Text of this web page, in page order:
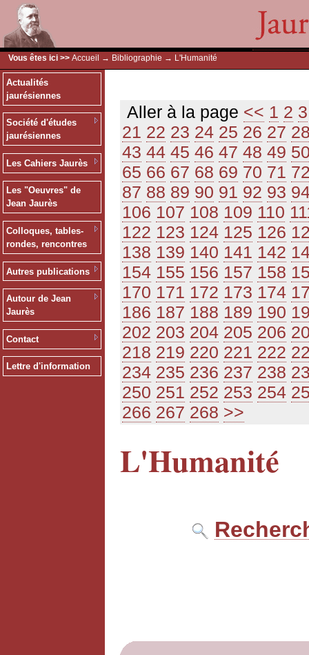
Vous êtes ici >> Accueil → Bibliographie → L'Humanité
Actualités
jaurésiennes
Société d'études
jaurésiennes
Les Cahiers Jaurès
Les "Oeuvres" de
Jean Jaurès
Colloques, tables-
rondes, rencontres
Autres publications
Autour de Jean
Jaurès
Contact
Lettre d'information
Aller à la page << 1 2 3
21 22 23 24 25 26 27
43 44 45 46 47 48 49
65 66 67 68 69 70 71
87 88 89 90 91 92 93
106 107 108 109 110
122 123 124 125 126
138 139 140 141 142
154 155 156 157 158
170 171 172 173 174
186 187 188 189 190
202 203 204 205 206
218 219 220 221 222
234 235 236 237 238
250 251 252 253 254
266 267 268 >>
L'Humanité